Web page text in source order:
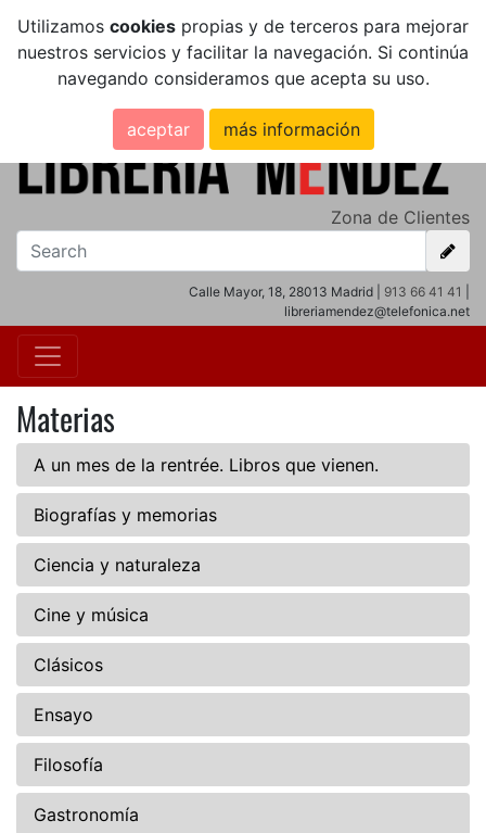
Utilizamos cookies propias y de terceros para mejorar
nuestros servicios y facilitar la navegación. Si continúa
navegando consideramos que acepta su uso.
aceptar más información
Zona de Clientes
Calle Mayor, 18, 28013 Madrid | 913 66 41 41
libreriamendez@telefonica.net
Materias
A un mes de la rentrée. Libros que vienen.
Biografías y memorias
Ciencia y naturaleza
Cine y música
Clásicos
Ensayo
Filosofía
Gastronomía